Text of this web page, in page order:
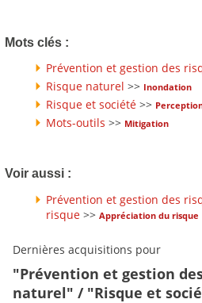
Mots clés :
Prévention et gestion des
Risque naturel >> Inondation
Risque et société >>
Mots-outils >> Mitigation
Voir aussi :
Prévention et gestion des
risque >> Appréciation du risque
Dernières acquisitions pour
"Prévention et gestion
naturel" / "Risque et